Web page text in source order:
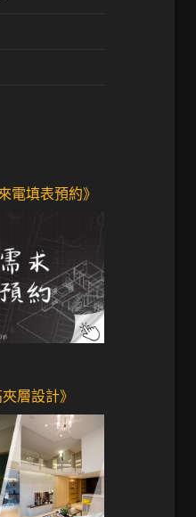
電填表預約》
層設計》